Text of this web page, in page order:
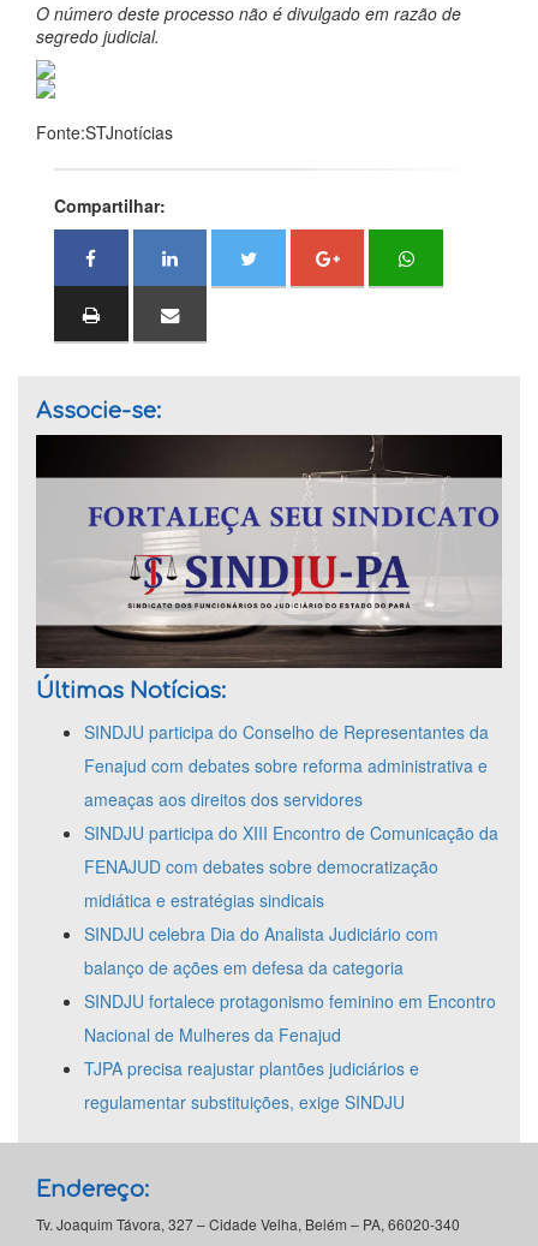
O número deste processo não é divulgado em razão de
segredo judicial.
Fonte:STJnotícias
Compartilhar:
Associe-se:
Últimas Notícias:
SINDJU participa do Conselho de Representantes da
Fenajud com debates sobre reforma administrativa e
ameaças aos direitos dos servidores
SINDJU participa do XIII Encontro de Comunicação da
FENAJUD com debates sobre democratização
midiática e estratégias sindicais
SINDJU celebra Dia do Analista Judiciário com
balanço de ações em defesa da categoria
SINDJU fortalece protagonismo feminino em Encontro
Nacional de Mulheres da Fenajud
TJPA precisa reajustar plantões judiciários e
regulamentar substituições, exige SINDJU
Endereço:
Tv. Joaquim Távora, 327 – Cidade Velha, Belém – PA, 66020-340